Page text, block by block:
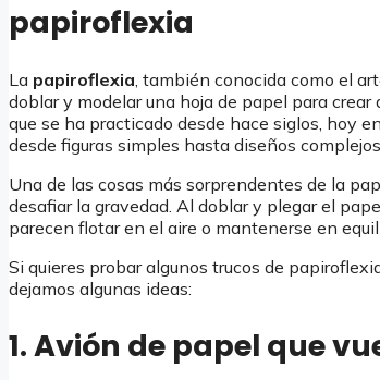
papiroflexia
La papiroflexia, también conocida como el
doblar y modelar una hoja de papel para
que se ha practicado desde hace siglos, hoy
desde figuras simples hasta diseños
Una de las cosas más sorprendentes de la
desafiar la gravedad. Al doblar y plegar el
parecen flotar en el aire o mantenerse en
Si quieres probar algunos trucos de
dejamos algunas ideas:
1. Avión de papel que